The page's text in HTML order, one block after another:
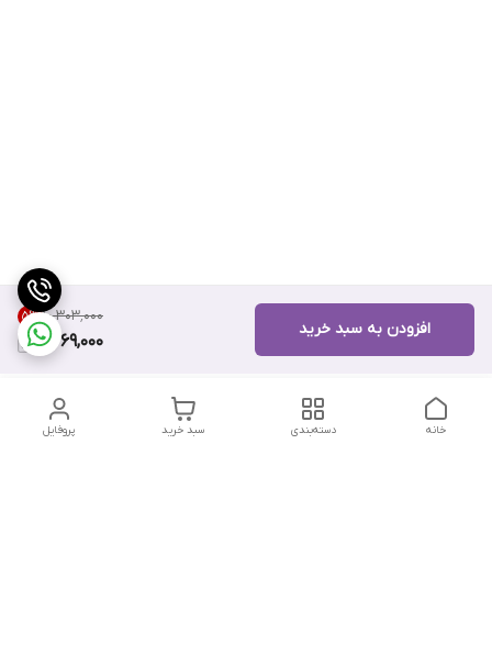
۱۰٬۳۰۳٬۰۰۰ 5%
9,769,000
افزودن به سبد خرید
پروفایل سبد خرید دسته‌بندی خانه